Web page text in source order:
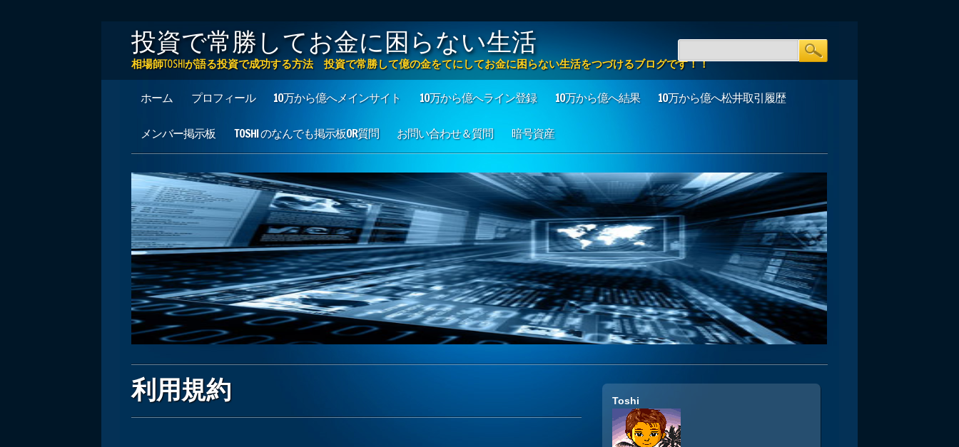
投資で常勝してお金に困らない生活
相場師TOSHIが語る投資で成功する方法 投資で常勝して億の金をてにしてお金に困らない生活をつづけるブログです！！
Main menu
ホーム プロフィール 10万から億へメインサイト 10万から億へライン登録 10万から億へ結果 10万から億へ松井取引履歴
メンバー掲示板 TOSHI のなんでも掲示板OR質問 お問い合わせ＆質問 暗号資産
利用規約 Toshi